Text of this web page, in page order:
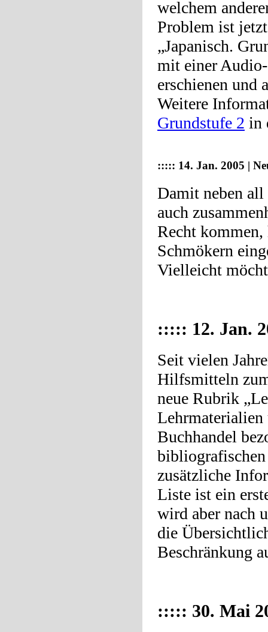
welchem
Problem ist
„Japanisch.
mit einer
erschienen und
Weitere
Grundstufe 2 in
::::: 14. Jan. 2005 |
Damit neben
auch
Recht
Schmökern
Vielleicht
::::: 12. Jan.
Seit vielen
Hilfsmitteln
neue Rubrik
Lehrmaterialien
Buchhandel
zusätzliche
Liste ist ein
wird aber nach
die
Beschränkung
::::: 30. Mai